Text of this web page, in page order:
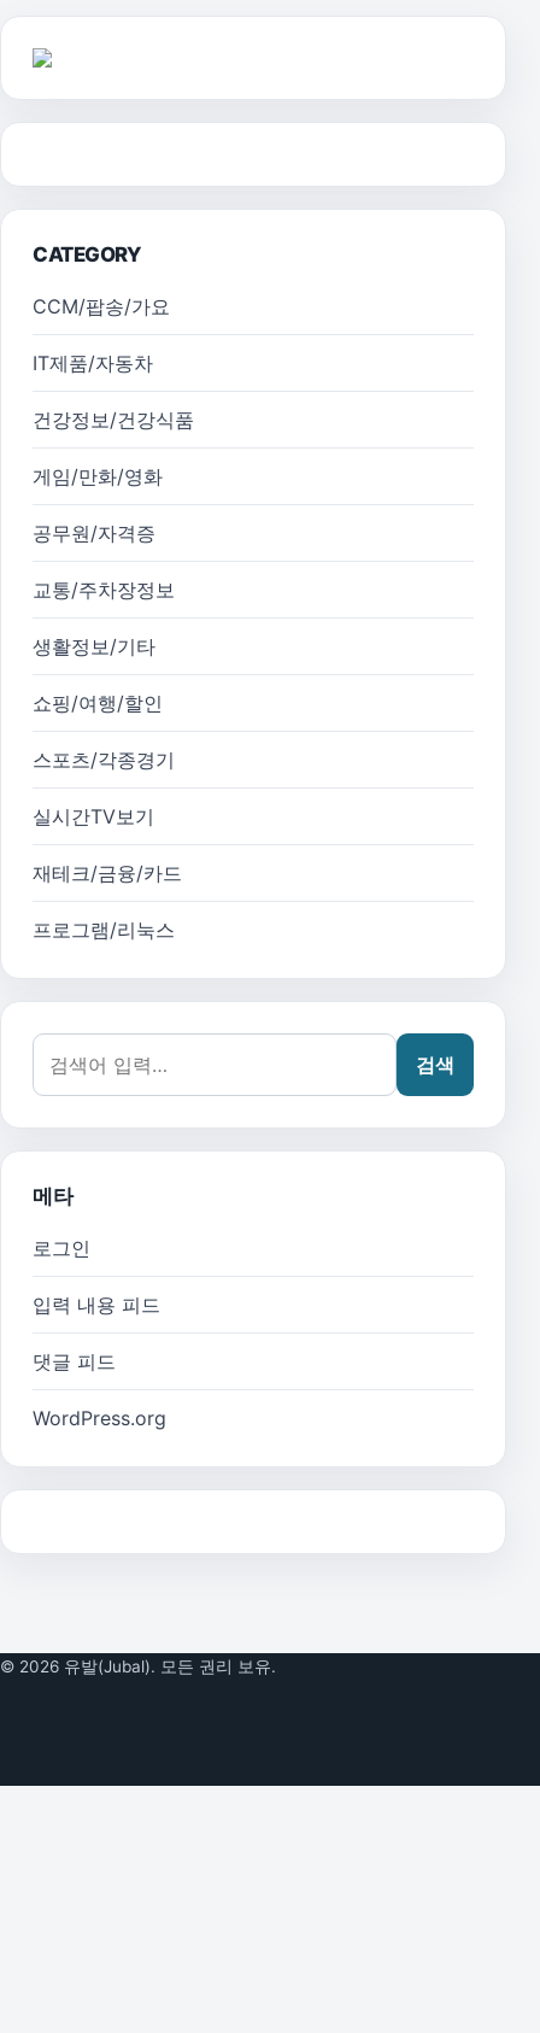
CATEGORY
CCM/팝송/가요
IT제품/자동차
건강정보/건강식품
게임/만화/영화
공무원/자격증
교통/주차장정보
생활정보/기타
쇼핑/여행/할인
스포츠/각종경기
실시간TV보기
재테크/금융/카드
프로그램/리눅스
검색어:
검색
메타
로그인
입력 내용 피드
댓글 피드
WordPress.org
© 2026 유발(Jubal). 모든 권리 보유.